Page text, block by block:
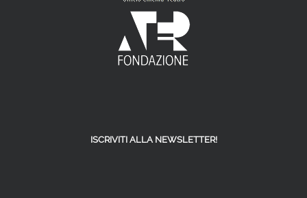
ISCRIVITI ALLA NEWSLETTER!